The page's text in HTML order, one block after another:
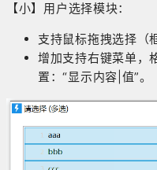
【小】用户选择模块：
支持鼠标拖拽选择（
增加支持右键菜单，
置：“显示内容|值”。